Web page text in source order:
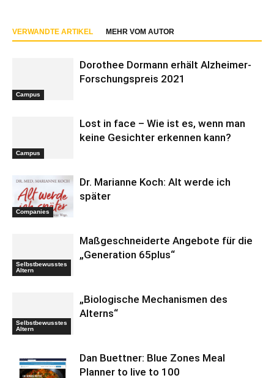
VERWANDTE ARTIKEL MEHR VOM AUTOR
Campus
Dorothee Dormann erhält Alzheimer-
Forschungspreis 2021
Campus
Lost in face – Wie ist es, wenn man
keine Gesichter erkennen kann?
Companies
Dr. Marianne Koch: Alt werde ich
später
Selbstbewusstes
Altern
Maßgeschneiderte Angebote für die
„Generation 65plus“
Selbstbewusstes
Altern
„Biologische Mechanismen des
Alterns“
Dan Buettner: Blue Zones Meal
Planner to live to 100